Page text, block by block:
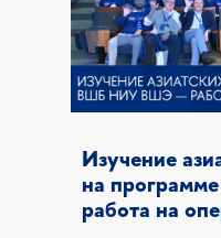
Изучение
на
работа на